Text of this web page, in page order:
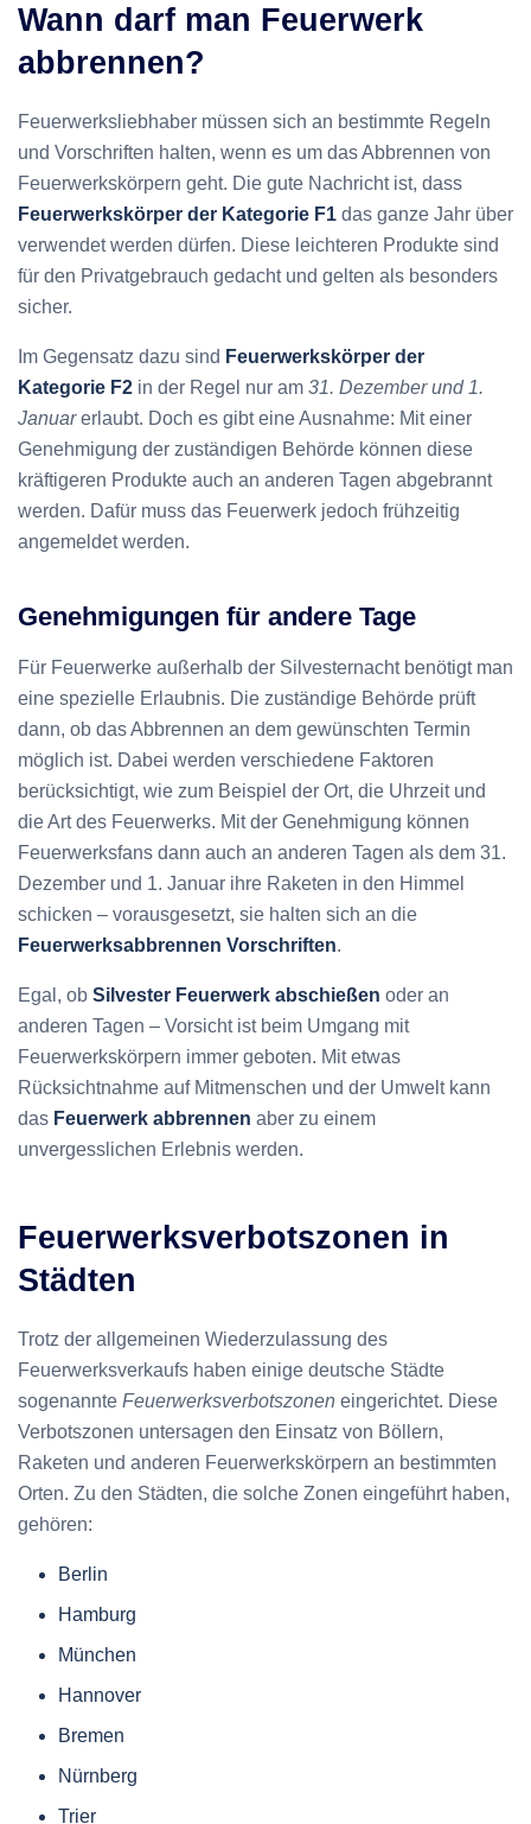
Wann darf man Feuerwerk
abbrennen?
Feuerwerksliebhaber müssen sich an bestimmte Regeln
und Vorschriften halten, wenn es um das Abbrennen von
Feuerwerkskörpern geht. Die gute Nachricht ist, dass
Feuerwerkskörper der Kategorie F1 das ganze Jahr über
verwendet werden dürfen. Diese leichteren Produkte sind
für den Privatgebrauch gedacht und gelten als besonders
sicher.
Im Gegensatz dazu sind Feuerwerkskörper der
Kategorie F2 in der Regel nur am 31. Dezember und 1.
Januarerlaubt. Doch es gibt eine Ausnahme: Mit einer
Genehmigung der zuständigen Behörde können diese
kräftigeren Produkte auch an anderen Tagen abgebrannt
werden. Dafür muss das Feuerwerk jedoch frühzeitig
angemeldet werden.
Genehmigungen für andere Tage
Für Feuerwerke außerhalb der Silvesternacht benötigt man
eine spezielle Erlaubnis. Die zuständige Behörde prüft
dann, ob das Abbrennen an dem gewünschten Termin
möglich ist. Dabei werden verschiedene Faktoren
berücksichtigt, wie zum Beispiel der Ort, die Uhrzeit und
die Art des Feuerwerks. Mit der Genehmigung können
Feuerwerksfans dann auch an anderen Tagen als dem 31.
Dezember und 1. Januar ihre Raketen in den Himmel
schicken – vorausgesetzt, sie halten sich an die
Feuerwerksabbrennen Vorschriften.
Egal, ob Silvester Feuerwerk abschießen oder an
anderen Tagen – Vorsicht ist beim Umgang mit
Feuerwerkskörpern immer geboten. Mit etwas
Rücksichtnahme auf Mitmenschen und der Umwelt kann
das Feuerwerk abbrennen aber zu einem
unvergesslichen Erlebnis werden.
Feuerwerksverbotszonen in
Städten
Trotz der allgemeinen Wiederzulassung des
Feuerwerksverkaufs haben einige deutsche Städte
sogenannte Feuerwerksverbotszonen eingerichtet. Diese
Verbotszonen untersagen den Einsatz von Böllern,
Raketen und anderen Feuerwerkskörpern an bestimmten
Orten. Zu den Städten, die solche Zonen eingeführt haben,
gehören:
Berlin
Hamburg
München
Hannover
Bremen
Nürnberg
Trier